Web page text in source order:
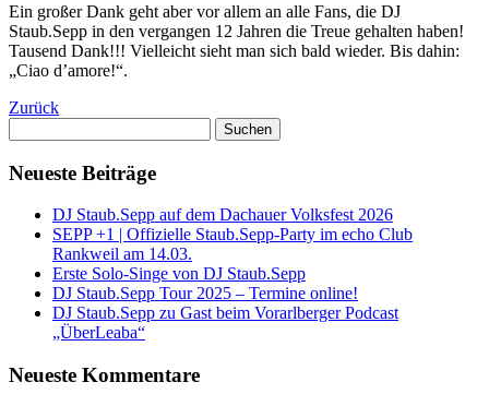
Ein großer Dank geht aber vor allem an alle Fans, die DJ
Staub.Sepp in den vergangen 12 Jahren die Treue gehalten haben!
Tausend Dank!!! Vielleicht sieht man sich bald wieder. Bis dahin:
„Ciao d’amore!“.
Zurück
nach:
Neueste Beiträge
DJ Staub.Sepp auf dem Dachauer Volksfest 2026
SEPP +1 | Offizielle Staub.Sepp-Party im echo Club
Rankweil am 14.03.
Erste Solo-Singe von DJ Staub.Sepp
DJ Staub.Sepp Tour 2025 – Termine online!
DJ Staub.Sepp zu Gast beim Vorarlberger Podcast
„ÜberLeaba“
Neueste Kommentare